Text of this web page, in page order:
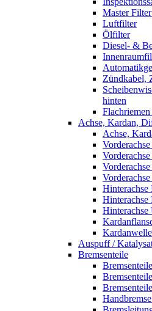
Master
Luftfilter
Ölfilter
Diesel- &
Zündkabel,
hinten
Achse, Kardan,
Achse,
Hinterachse
Hinterachse
Hinterachse
Auspuff /
Bremsenteile